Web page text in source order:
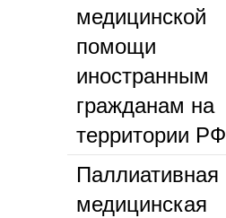
медицинской
помощи
иностранным
гражданам на
территории РФ
Паллиативная
медицинская